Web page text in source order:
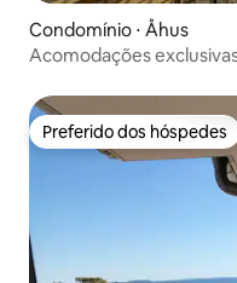
Condomínio ⋅ Åhus
Acomodações
Preferido dos hóspedes
Preferido dos hóspedes